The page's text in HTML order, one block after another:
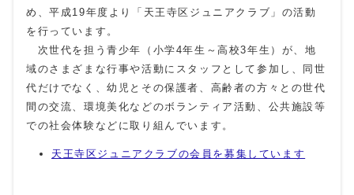
め、平成19年度より「天王寺区ジュニアクラブ」の活動
を行っています。
次世代を担う青少年（小学4年生～高校3年生）が、地
域のさまざまな行事や活動にスタッフとして参加し、同世
代だけでなく、幼児とその保護者、高齢者の方々との世代
間の交流、環境美化などのボランティア活動、公共施設等
での社会体験などに取り組んでいます。
天王寺区ジュニアクラブの会員を募集しています